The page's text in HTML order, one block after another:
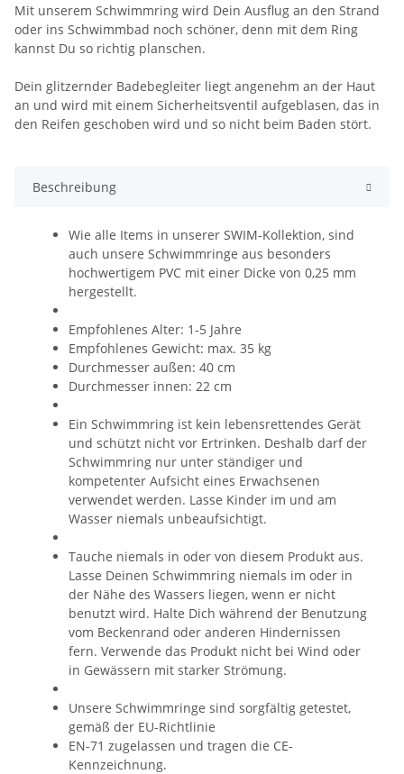
Mit unserem Schwimmring wird Dein Ausflug an den Strand
oder ins Schwimmbad noch schöner, denn mit dem Ring
kannst Du so richtig planschen.
Dein glitzernder Badebegleiter liegt angenehm an der Haut
an und wird mit einem Sicherheitsventil aufgeblasen, das in
den Reifen geschoben wird und so nicht beim Baden stört.
Beschreibung
Wie alle Items in unserer SWIM-Kollektion, sind
auch unsere Schwimmringe aus besonders
hochwertigem PVC mit einer Dicke von 0,25 mm
hergestellt.
Empfohlenes Alter: 1-5 Jahre
Empfohlenes Gewicht: max. 35 kg
Durchmesser außen: 40 cm
Durchmesser innen: 22 cm
Ein Schwimmring ist kein lebensrettendes Gerät
und schützt nicht vor Ertrinken. Deshalb darf der
Schwimmring nur unter ständiger und
kompetenter Aufsicht eines Erwachsenen
verwendet werden. Lasse Kinder im und am
Wasser niemals unbeaufsichtigt.
Tauche niemals in oder von diesem Produkt aus.
Lasse Deinen Schwimmring niemals im oder in
der Nähe des Wassers liegen, wenn er nicht
benutzt wird. Halte Dich während der Benutzung
vom Beckenrand oder anderen Hindernissen
fern. Verwende das Produkt nicht bei Wind oder
in Gewässern mit starker Strömung.
Unsere Schwimmringe sind sorgfältig getestet,
gemäß der EU-Richtlinie
EN-71 zugelassen und tragen die CE-
Kennzeichnung.